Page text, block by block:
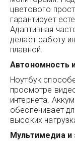
цветового
гарантирует
Адаптивная
делает работу
плавной.
Автономность
Ноутбук
просмотре
интернета.
обеспечивает
высоких
Мультимедиа и